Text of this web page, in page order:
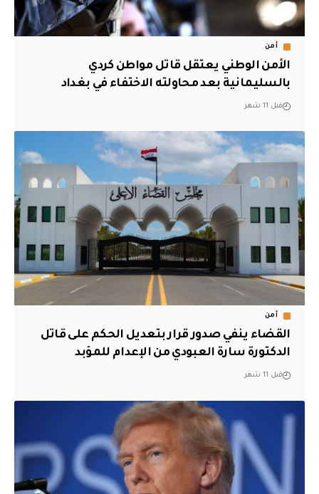
أمن
الأمن الوطني يعتقل قاتل مواطن كردي
بالسليمانية بعد محاولته الاختفاء في بغداد
قبل 11 شهر
أمن
القضاء ينفي صدور قرار بتعديل الحكم على قاتل
الدكتورة سارة العبودي من الإعدام للمؤبد
قبل 11 شهر